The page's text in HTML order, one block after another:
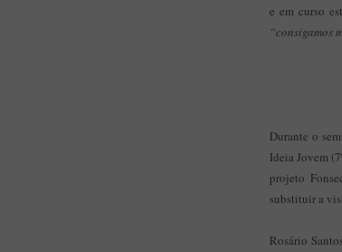
e em curso
“consigamos
Durante o
Ideia Jovem
projeto
substituir a
Rosário